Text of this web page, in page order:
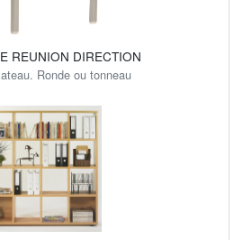
REUNION DIRECTION
Ronde ou tonneau